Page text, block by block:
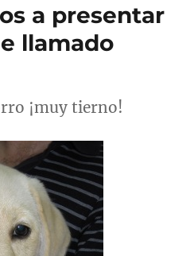
a presentar
llamado
¡muy tierno!